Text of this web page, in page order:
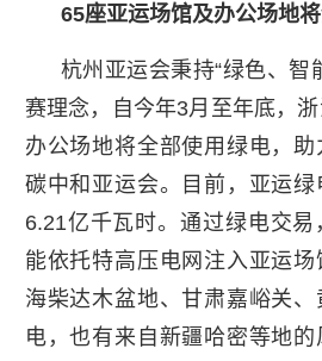
65座亚运场馆及办公场地
杭州亚运会秉持“绿色、智
赛理念，自今年3月至年底，
办公场地将全部使用绿电，
碳中和亚运会。目前，亚运绿
6.21亿千瓦时。通过绿电交易
能依托特高压电网注入亚运
海柴达木盆地、甘肃嘉峪关
电，也有来自新疆哈密等地